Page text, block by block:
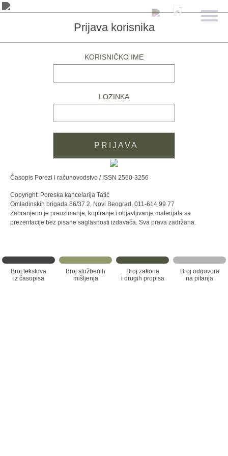
Prijava korisnika
KORISNIČKO IME
LOZINKA
Časopis Porezi i računovodstvo / ISSN 2560-3256
Copyright: Poreska kancelarija Tatić
Omladinskih brigada 86/37.2, Novi Beograd, 011-614 99 77
Zabranjeno je preuzimanje, kopiranje i objavljivanje materijala sa
prezentacije bez pisane saglasnosti izdavača. Sva prava zadržana.
Broj tekstova
iz časopisa
Broj službenih
mišljenja
Broj zakona
i drugih propisa
Broj odgovora
na pitanja